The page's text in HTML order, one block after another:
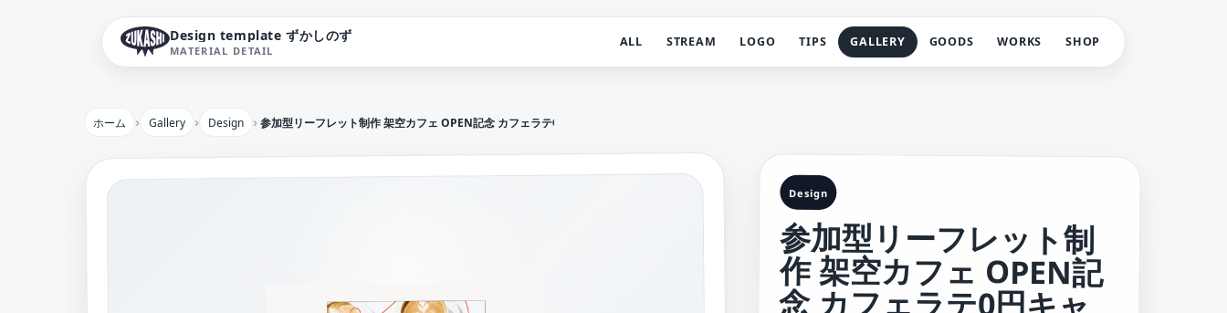
Design template ずかしのず
MATERIAL DETAIL
ALL STREAM LOGO TIPS GALLERY GOODS WORKS SHOP
ホーム Gallery Design 参加型リーフレット制作 架空カフェ OPEN記念 カフェラテ0円キャンペーン フライヤー
Design
参加型リーフレット制
作 架空カフェ OPEN記
念 カフェラテ0円キャ